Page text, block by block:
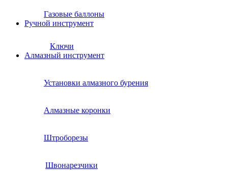
Газовые баллоны
Ручной инструмент
Ключи
Алмазный инструмент
Установки алмазного бурения
Алмазные коронки
Штроборезы
Швонарезчики